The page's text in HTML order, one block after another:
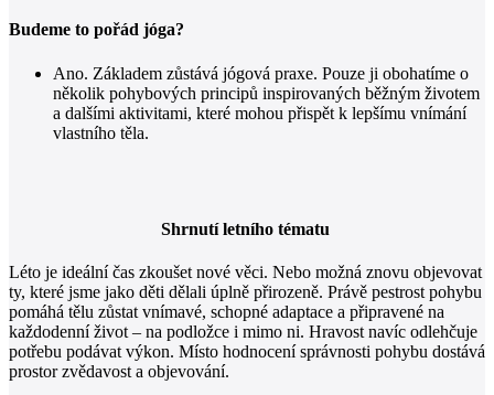
Budeme to pořád jóga?
Ano. Základem zůstává jógová praxe. Pouze ji obohatíme o
několik pohybových principů inspirovaných běžným životem
a dalšími aktivitami, které mohou přispět k lepšímu vnímání
vlastního těla.
Shrnutí letního tématu
Léto je ideální čas zkoušet nové věci. Nebo možná znovu objevovat
ty, které jsme jako děti dělali úplně přirozeně. Právě pestrost pohybu
pomáhá tělu zůstat vnímavé, schopné adaptace a připravené na
každodenní život – na podložce i mimo ni. Hravost navíc odlehčuje
potřebu podávat výkon. Místo hodnocení správnosti pohybu dostává
prostor zvědavost a objevování.